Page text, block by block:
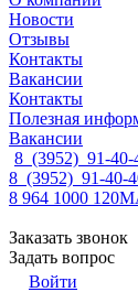
Новости
Отзывы
Контакты
Вакансии
Контакты
Полезная
Вакансии
8 (3952) 91-40-
8 (3952) 91-40-
8 964 1000 120
Заказать звонок
Задать вопрос
Войти